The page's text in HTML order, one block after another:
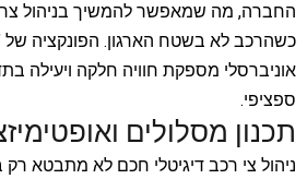
החברה, מה שמאפשר להמשיך בניהול
כשהרכב לא בשטח הארגון. הפונקציה של
אוניברסלי מספקת חוויה חלקה ויעילה
ספציפי.
תכנון מסלולים
ניהול צי רכב דיגיטלי חכם לא מתבטא